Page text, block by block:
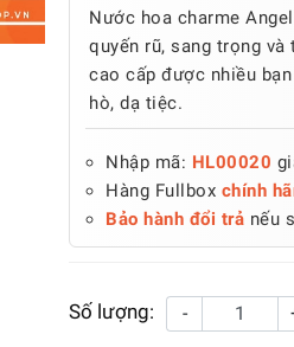
Nước hoa charme
quyến rũ, sang trọng
cao cấp được nhiều
hò, dạ tiệc.
Nhập mã: HL00020
Hàng Fullbox chính
Bảo hành đổi trả nếu
Số lượng: -